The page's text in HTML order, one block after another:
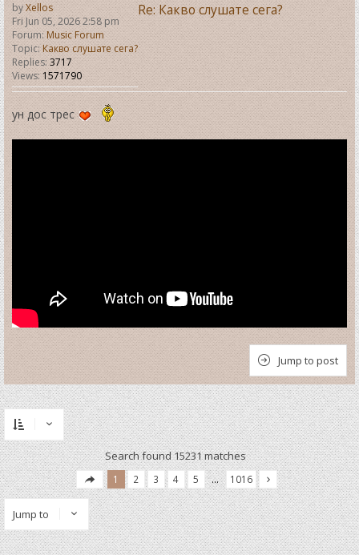
byXellos
Fri Jun 05, 2026 2:58 pm
Forum:Music Forum
Topic:Какво слушате сега?
Replies:3717
Views:1571790
Re: Какво слушате сега?
ун дос трес
Jump to post
Search found 15231 matches
1 2 3 4 5 … 1016
Jump to